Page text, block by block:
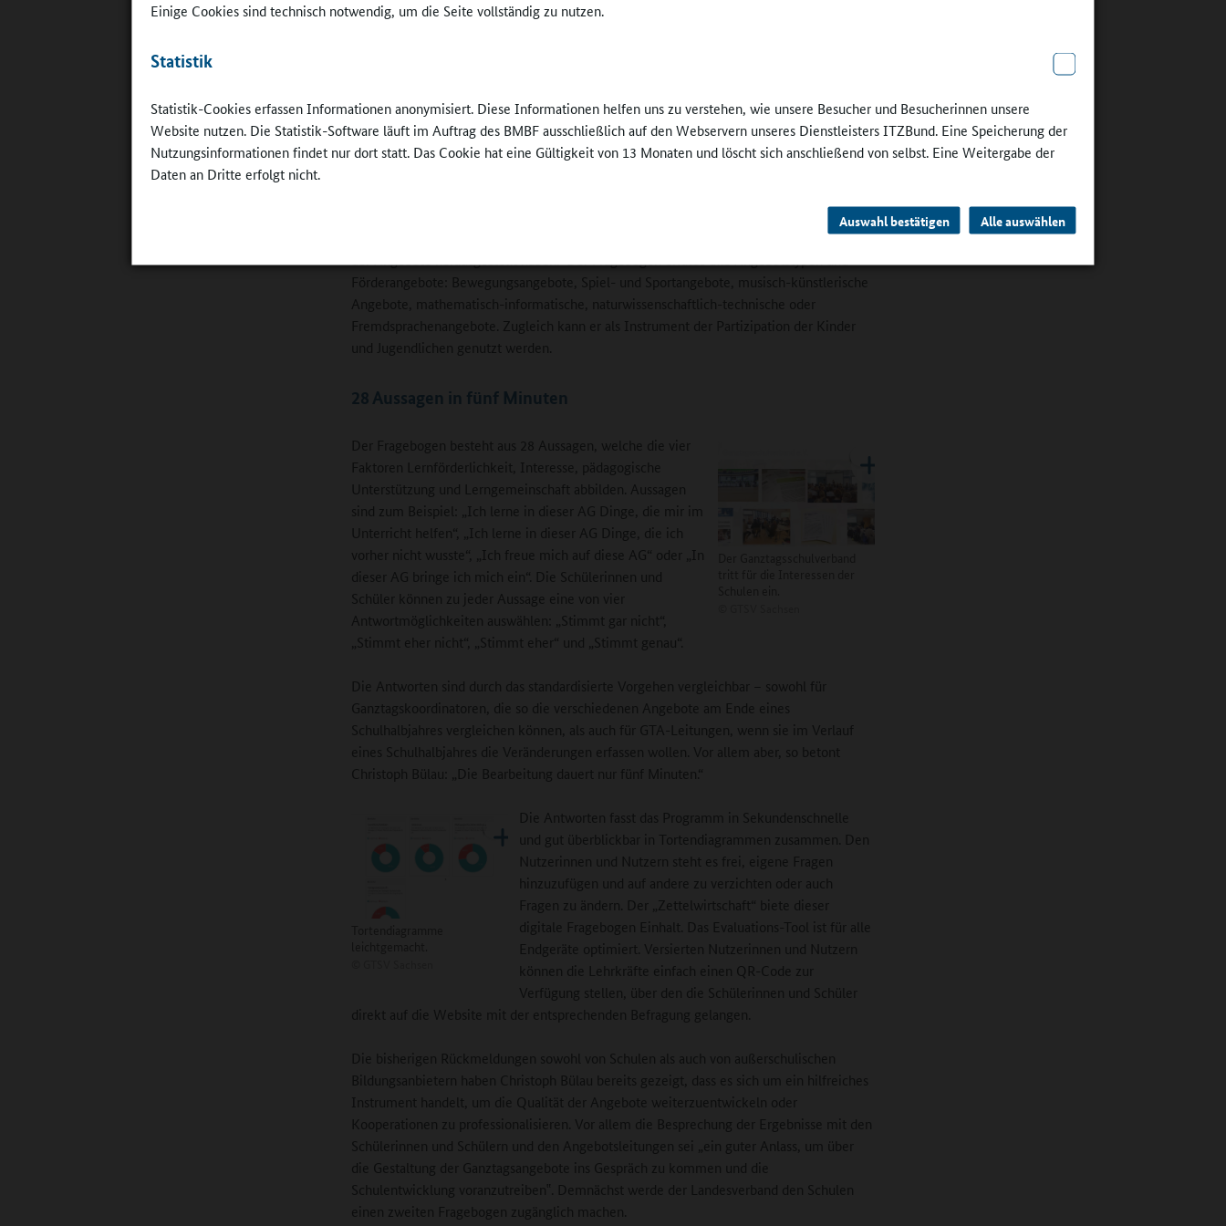
Einige Cookies sind technisch notwendig, um die Seite vollständig zu nutzen.
Statistik
Statistik-Cookies erfassen Informationen anonymisiert. Diese Informationen helfen uns zu verstehen, wie unsere Besucher und Besucherinnen unsere
Website nutzen. Die Statistik-Software läuft im Auftrag des BMBF ausschließlich auf den Webservern unseres Dienstleisters ITZBund. Eine Speicherung der
Nutzungsinformationen findet nur dort statt. Das Cookie hat eine Gültigkeit von 13 Monaten und löscht sich anschließend von selbst. Eine Weitergabe der
Daten an Dritte erfolgt nicht.
Auswahl bestätigen Alle auswählen
Kommunikationsplattform Edkimo allen sächsischen Schulen mit Ganztagsangeboten
Ganztagskoordinatorinnen und Ganztagskoordinatoren und
Lehrkräfte beispielhaft den Fragebogen, der die Qualität
eines GTA-Angebots aus der Perspektive von Schülerinnen
thematisieren Aspekte, die sich als zentral für die Qualität
Förderangebote: Bewegungsangebote, Spiel- und Sportangebote, musisch-künstlerische
Angebote, mathematisch-informatische, naturwissenschaftlich-technische oder
Fremdsprachenangebote. Zugleich kann er als Instrument der Partizipation der Kinder
und Jugendlichen genutzt werden.
28 Aussagen in fünf Minuten
Der Fragebogen besteht aus 28 Aussagen, welche die vier
Faktoren Lernförderlichkeit, Interesse, pädagogische
Unterstützung und Lerngemeinschaft abbilden. Aussagen
sind zum Beispiel: „Ich lerne in dieser AG Dinge, die mir im
Unterricht helfen“, „Ich lerne in dieser AG Dinge, die ich
vorher nicht wusste“, „Ich freue mich auf diese AG“ oder „In
dieser AG bringe ich mich ein“. Die Schülerinnen und
Schüler können zu jeder Aussage eine von vier
Antwortmöglichkeiten auswählen: „Stimmt gar nicht“,
„Stimmt eher nicht“, „Stimmt eher“ und „Stimmt genau“.
Die Antworten sind durch das standardisierte Vorgehen vergleichbar – sowohl für
Ganztagskoordinatoren, die so die verschiedenen Angebote am Ende eines
Schulhalbjahres vergleichen können, als auch für GTA-Leitungen, wenn sie im Verlauf
eines Schulhalbjahres die Veränderungen erfassen wollen. Vor allem aber, so betont
Christoph Bülau: „Die Bearbeitung dauert nur fünf Minuten.“
Die Antworten fasst das Programm in Sekundenschnelle
und gut überblickbar in Tortendiagrammen zusammen. Den
Nutzerinnen und Nutzern steht es frei, eigene Fragen
hinzuzufügen und auf andere zu verzichten oder auch
Fragen zu ändern. Der „Zettelwirtschaft“ biete dieser
digitale Fragebogen Einhalt. Das Evaluations-Tool ist für alle
Endgeräte optimiert. Versierten Nutzerinnen und Nutzern
können die Lehrkräfte einfach einen QR-Code zur
Verfügung stellen, über den die Schülerinnen und Schüler
direkt auf die Website mit der entsprechenden Befragung gelangen.
Die bisherigen Rückmeldungen sowohl von Schulen als auch von außerschulischen
Bildungsanbietern haben Christoph Bülau bereits gezeigt, dass es sich um ein hilfreiches
Instrument handelt, um die Qualität der Angebote weiterzuentwickeln oder
Kooperationen zu professionalisieren. Vor allem die Besprechung der Ergebnisse mit den
Schülerinnen und Schülern und den Angebotsleitungen sei „ein guter Anlass, um über
die Gestaltung der Ganztagsangebote ins Gespräch zu kommen und die
Schulentwicklung voranzutreiben‟. Demnächst werde der Landesverband den Schulen
einen zweiten Fragebogen zugänglich machen.